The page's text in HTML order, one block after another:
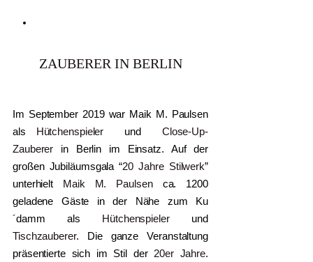
ZAUBERER IN BERLIN
Im September 2019 war Maik M. Paulsen
als Hütchenspieler und Close-Up-
Zauberer in Berlin im Einsatz. Auf der
großen Jubiläumsgala “20 Jahre Stilwerk”
unterhielt Maik M. Paulsenca. 1200
geladene Gäste in der Nähe zum Ku
´damm als Hütchenspielerund
Tischzauberer. Die ganze Veranstaltung
präsentierte sich im Stil der 20er Jahre.